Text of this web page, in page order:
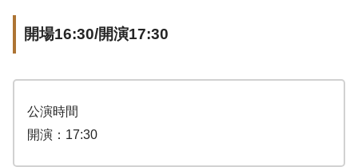
開場16:30/開演17:30
公演時間
開演：17:30